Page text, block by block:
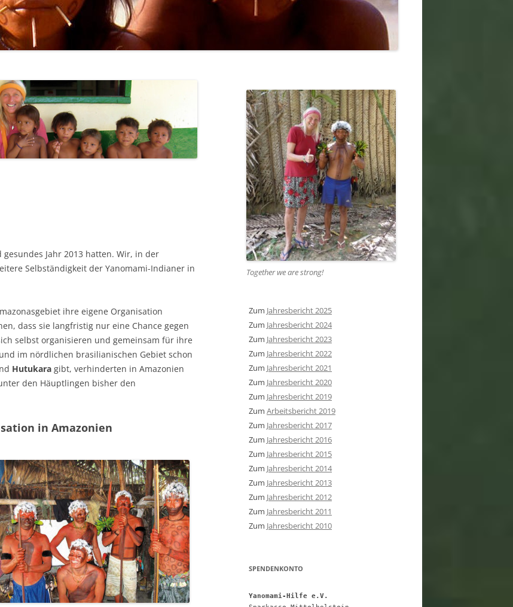
ORGANISATION
MOSQUITONETZE FÜR DIE
JAHRESBERICHT 2019
JAHRESBERICHT 2016
JAHRESBERICHT 2015
JAHRESBERICHT 2014
JAHRESBERICHT 2013
JAHRESBERICHT 2012
JAHRESBERICHT 2011
JAHRESBERICHT 2010
Jahr 2013 hatten. Wir, in der
Selbständigkeit der Yanomami-Indianer in
ihre eigene Organisation
dass sie langfristig nur eine Chance gegen
selbst organisieren und gemeinsam für ihre
im nördlichen brasilianischen Gebiet schon
Hutukara gibt, verhinderten in Amazonien
den Häuptlingen bisher den
in Amazonien
Together we are strong!
Zum Jahresbericht 2025
Zum Jahresbericht 2024
Zum Jahresbericht 2023
Zum Jahresbericht 2022
Zum Jahresbericht 2021
Zum Jahresbericht 2020
Zum Jahresbericht 2019
Zum Arbeitsbericht 2019
Zum Jahresbericht 2017
Zum Jahresbericht 2016
Zum Jahresbericht 2015
Zum Jahresbericht 2014
Zum Jahresbericht 2013
Zum Jahresbericht 2012
Zum Jahresbericht 2011
Zum Jahresbericht 2010
SPENDENKONTO
Yanomami-Hilfe e.V.